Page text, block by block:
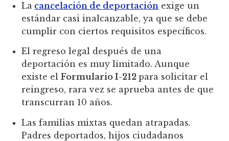
La cancelación de deportación exige un
estándar casi inalcanzable, ya que se debe
cumplir con ciertos requisitos específicos.
El regreso legal después de una
deportación es muy limitado. Aunque
existe elFormulario I-212para solicitar el
reingreso, rara vez se aprueba antes de que
transcurran 10 años.
Las familias mixtas quedan atrapadas.
Padres deportados, hijos ciudadanos